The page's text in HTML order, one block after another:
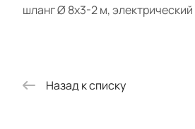
шланг Ø 8х3-2 м,
Назад к списку